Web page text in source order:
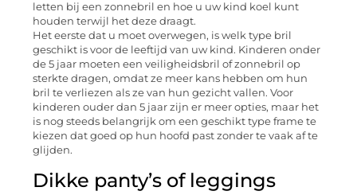
letten bij een zonnebril en hoe u uw kind koel kunt
houden terwijl het deze draagt.
Het eerste dat u moet overwegen, is welk type bril
geschikt is voor de leeftijd van uw kind. Kinderen onder
de 5 jaar moeten een veiligheidsbril of zonnebril op
sterkte dragen, omdat ze meer kans hebben om hun
bril te verliezen als ze van hun gezicht vallen. Voor
kinderen ouder dan 5 jaar zijn er meer opties, maar het
is nog steeds belangrijk om een ​​geschikt type frame te
kiezen dat goed op hun hoofd past zonder te vaak af te
glijden.
Dikke panty’s of leggings